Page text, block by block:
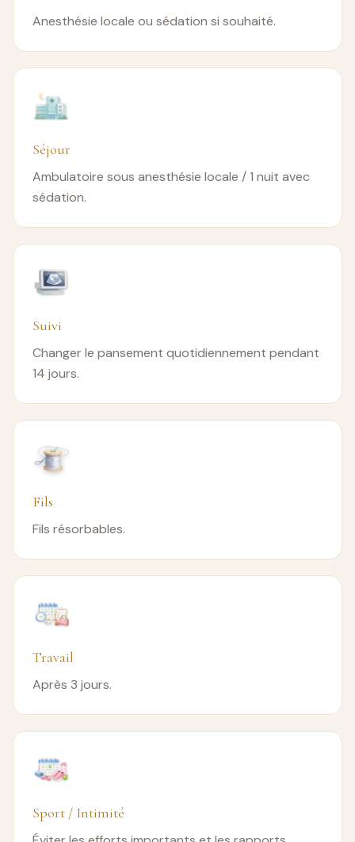
Anesthésie locale ou sédation si souhaité.
Séjour
Ambulatoire sous anesthésie locale / 1 nuit avec
sédation.
Suivi
Changer le pansement quotidiennement pendant
14 jours.
Fils
Fils résorbables.
Travail
Après 3 jours.
Sport / Intimité